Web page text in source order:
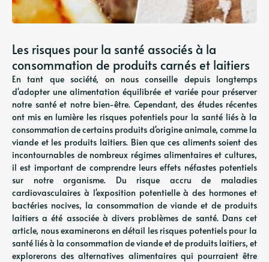
Les risques pour la santé associés à la
consommation de produits carnés et laitiers
En tant que société, on nous conseille depuis longtemps
d'adopter une alimentation équilibrée et variée pour préserver
notre santé et notre bien-être. Cependant, des études récentes
ont mis en lumière les risques potentiels pour la santé liés à la
consommation de certains produits d'origine animale, comme la
viande et les produits laitiers. Bien que ces aliments soient des
incontournables de nombreux régimes alimentaires et cultures,
il est important de comprendre leurs effets néfastes potentiels
sur notre organisme. Du risque accru de maladies
cardiovasculaires à l'exposition potentielle à des hormones et
bactéries nocives, la consommation de viande et de produits
laitiers a été associée à divers problèmes de santé. Dans cet
article, nous examinerons en détail les risques potentiels pour la
santé liés à la consommation de viande et de produits laitiers, et
explorerons des alternatives alimentaires qui pourraient être